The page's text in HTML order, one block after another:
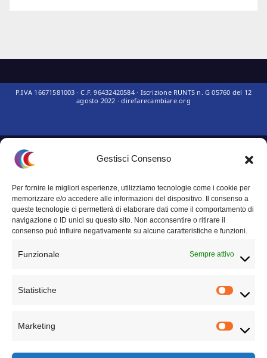
Gestisci Consenso
Per fornire le migliori esperienze, utilizziamo tecnologie come i cookie per
memorizzare e/o accedere alle informazioni del dispositivo. Il consenso a
queste tecnologie ci permetterà di elaborare dati come il comportamento di
navigazione o ID unici su questo sito. Non acconsentire o ritirare il
consenso può influire negativamente su alcune caratteristiche e funzioni.
Funzionale Sempre attivo
Statistiche
Marketing
Questo sito non rappresenta una
aggiornato senza alcuna periodicità. Non può pertanto considerarsi un
prodotto editoriale ai sensi della legge n° 62 del 7.03.2001.
Privacy Policy
Termini e condizioni